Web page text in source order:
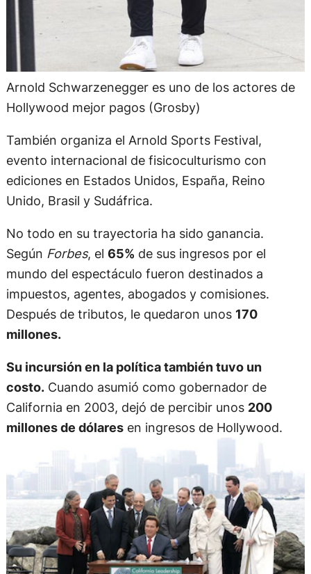
Arnold Schwarzenegger es uno de los actores de
Hollywood mejor pagos (Grosby)
También organiza el Arnold Sports Festival,
evento internacional de fisicoculturismo con
ediciones en Estados Unidos, España, Reino
Unido, Brasil y Sudáfrica.
No todo en su trayectoria ha sido ganancia.
Según Forbes, el 65% de sus ingresos por el
mundo del espectáculo fueron destinados a
impuestos, agentes, abogados y comisiones.
Después de tributos, le quedaron unos 170
millones.
Su incursión en la política también tuvo un
costo.Cuando asumió como gobernador de
California en 2003, dejó de percibir unos 200
millones de dólaresen ingresos de Hollywood.